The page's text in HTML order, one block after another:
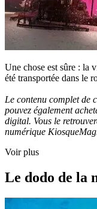
Une chose est sûre : la
été transportée dans le
Le contenu complet de
pouvez également
digital. Vous le
numérique
Voir plus
Le dodo de la